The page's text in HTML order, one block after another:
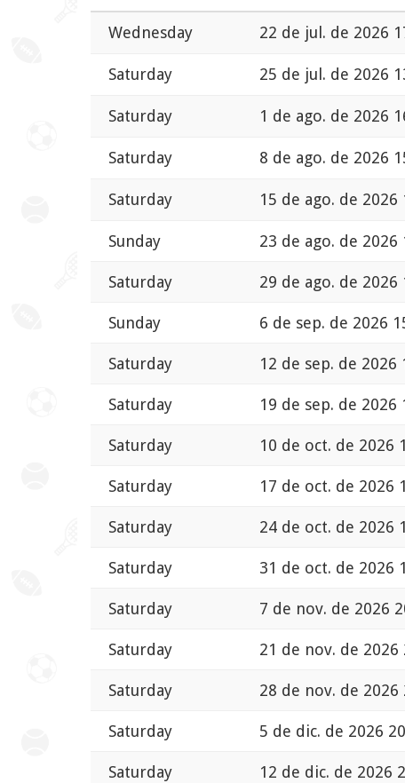
Wednesday 22 de jul. de 2026
Saturday 25 de jul. de 2026
Saturday 1 de ago. de 2026
Saturday 8 de ago. de 2026
Saturday 15 de ago. de 2026
Sunday 23 de ago. de 2026
Saturday 29 de ago. de 2026
Sunday 6 de sep. de 2026
Saturday 12 de sep. de 2026
Saturday 19 de sep. de 2026
Saturday 10 de oct. de 2026
Saturday 17 de oct. de 2026
Saturday 24 de oct. de 2026
Saturday 31 de oct. de 2026
Saturday 7 de nov. de 2026
Saturday 21 de nov. de 2026
Saturday 28 de nov. de 2026
Saturday 5 de dic. de 2026
Saturday 12 de dic. de 2026